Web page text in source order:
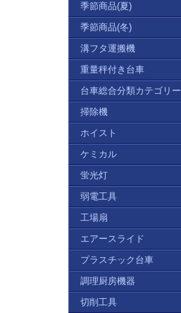
季節商品(夏)
季節商品(冬)
溝フタ運搬機
重量秤付き台車
台車総合分類カテゴリー
掃除機
ホイスト
ケミカル
蛍光灯
弱電工具
工場扇
エアースライド
プラスチック台車
調理厨房機器
切削工具